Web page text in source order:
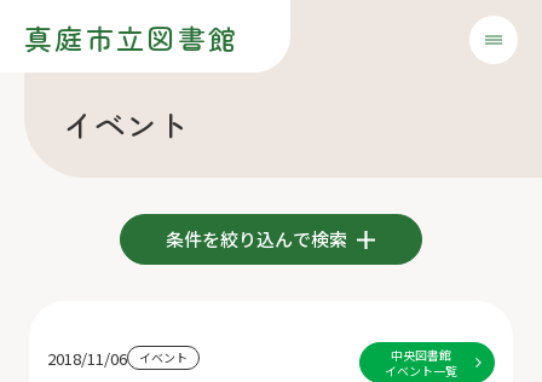
真庭市立図書館
イベント
条件を絞り込んで検索
2018/11/06 イベント
中央図書館
イベント一覧